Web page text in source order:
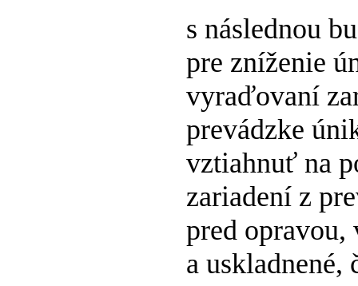
s následnou
pre zníženie
vyraďovaní
prevádzke
vztiahnuť na
zariadení z
pred opravou,
a uskladnené,